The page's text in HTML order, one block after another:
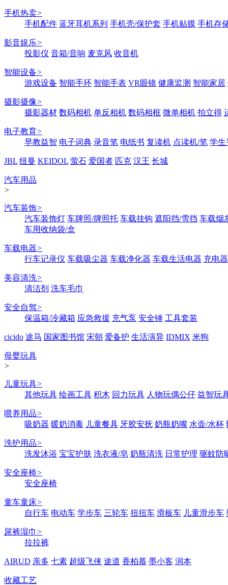
手机热卖>
手机配件 蓝牙耳机系列 手机壳/保护套 手机贴膜 手机存
影音娱乐>
投影仪 音箱/音响 麦克风 收音机
智能设备>
游戏设备 智能手环 智能手表 VR眼镜 健康监测 智能家居
摄影摄像>
摄影器材 数码相机 单反相机 数码相框 微单相机 拍立得
电子教育>
早教益智 电子词典 录音笔 电纸书 复读机 点读机/笔 学生
JBL 纽曼 KEIDOL 萤石 爱国者 匹克 汉王 长城
汽车用品
>
汽车装饰>
汽车装饰灯 车牌照/牌照托 车载挂钩 遮阳挡/雪挡 车载烟
车用收纳袋/盒
车载电器>
行车记录仪 车载吸尘器 车载净化器 车载生活电器 充电
美容清洗>
清洁剂 洗车毛巾
安全自驾>
保温箱/冷藏箱 应急救援 充气泵 安全锤 工具套装
cicido 途马 国家图书馆 宋朝 爱备护 生活演异 IDMIX 米狗
母婴玩具
>
儿童玩具>
其他玩具 绘画工具 积木 回力玩具 人物玩偶公仔 益智玩
喂养用品>
吸奶器 暖奶消毒 儿童餐具 牙胶安抚 奶瓶奶嘴 水壶/水杯
洗护用品>
洗发沐浴 宝宝护肤 洗衣液/皂 奶瓶清洗 日常护理 驱蚊防
安全座椅>
安全座椅
童车童床>
自行车 电动车 学步车 三轮车 扭扭车 滑板车 儿童滑步车
尿裤湿巾 >
拉拉裤
AIRUD 亲多 七素 超级飞侠 途道 香柏慕 墨小客 润本
收藏工艺